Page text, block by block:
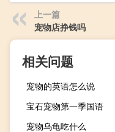
上一篇
宠物店挣钱吗
相关问题
宠物的英语怎么说
宝石宠物第一季国语
宠物乌龟吃什么